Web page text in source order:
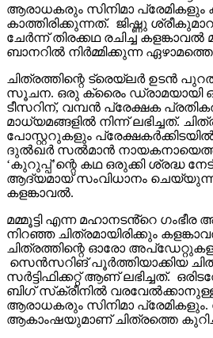
ആരാധകരും സിനിമാ പ്രേമികളും
കാത്തിരിക്കുന്നത്. ജിഷ്ണു
ചേർന്ന് തിരക്കഥ രചിച്ച കളങ്കാവൽ
ബാനറിൽ നിർമ്മിക്കുന്ന
ചിത്രത്തിന്റെ ട്രെയ്‌ലർ ഉടൻ
സൂചന. ഒരു ക്രൈം ഡ്രാമയായി
ടീസറിന്, വമ്പൻ പ്രേക്ഷക
മാധ്യമങ്ങളിൽ നിന്ന് ലഭിച്ചത്.
പോസ്റ്ററുകളും
ദുൽഖർ സൽമാൻ
‘കുറുപ്പ്’ന്റെ കഥ ഒരുക്കി ശ്രദ്ധ
ആദ്യമായ് സംവിധാനം
കളങ്കാവൽ.
മമ്മൂട്ടി എന്ന മഹാനടൻ്റെ
നിറഞ്ഞ ചിത്രമായിരിക്കും
ചിത്രത്തിന്റെ ഓരോ
സെൻസറിങ് പൂർത്തിയാക്കിയ
സർട്ടിഫിക്കറ്റ് ആണ് ലഭിച്ചത്.
ബിഗ് സ്‌ക്രീനിൽ
ആരാധകരും സിനിമാ
ആകാംഷയുമാണ് ചിത്രത്തെ